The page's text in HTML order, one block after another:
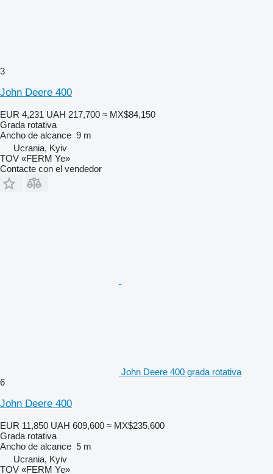
3
John Deere 400
EUR 4,231 UAH 217,700 ≈ MX$84,150
Grada rotativa
Ancho de alcance 9 m
Ucrania, Kyiv
TOV «FERM Ye»
Contacte con el vendedor
John Deere 400 grada rotativa
6
John Deere 400
EUR 11,850 UAH 609,600 ≈ MX$235,600
Grada rotativa
Ancho de alcance 5 m
Ucrania, Kyiv
TOV «FERM Ye»